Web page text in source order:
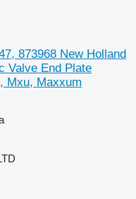
873968 New Holland
Valve End Plate
Mxu, Maxxum